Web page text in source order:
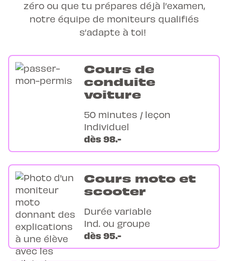
zéro ou que tu prépares déjà l’examen,
notre équipe de moniteurs qualifiés
s’adapte à toi!
Cours de
conduite
voiture
50 minutes / leçon
Individuel
dès 98.-
Cours moto et
scooter
Durée variable
Ind. ou groupe
dès 95.-